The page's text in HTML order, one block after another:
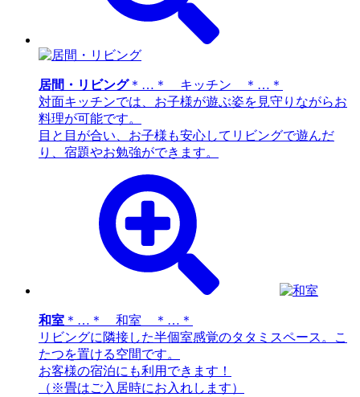
居間・リビング＊…＊ キッチン ＊…＊
対面キッチンでは、お子様が遊ぶ姿を見守りながらお
料理が可能です。
目と目が合い、お子様も安心してリビングで遊んだ
り、宿題やお勉強ができます。
和室 ＊…＊ 和室 ＊…＊
リビングに隣接した半個室感覚のタタミスペース。こ
たつを置ける空間です。
お客様の宿泊にも利用できます！
（※畳はご入居時にお入れします）